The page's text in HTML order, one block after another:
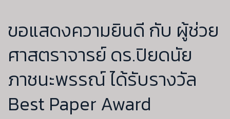
ขอแสดงความยินดี กับ ผู้ช่วย
ศาสตราจารย์ ดร.ปิยดนัย
ภาชนะพรรณ์ ได้รับรางวัล
Best Paper Award